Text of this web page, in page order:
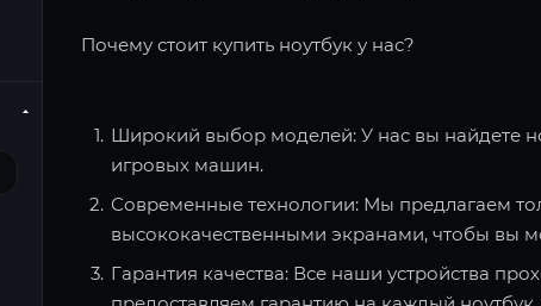
Почему стоит купить ноутбук у нас?
Широкий выбор моделей: У нас вы найдете
игровых машин.
Современные технологии: Мы предлагаем
высококачественными экранами, чтобы вы
Гарантия качества: Все наши устройства